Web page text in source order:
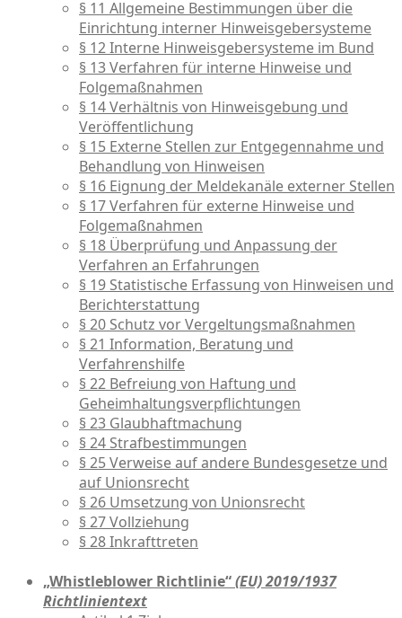
§ 11 Allgemeine Bestimmungen über die
Einrichtung interner Hinweisgebersysteme
§ 12 Interne Hinweisgebersysteme im Bund
§ 13 Verfahren für interne Hinweise und
Folgemaßnahmen
§ 14 Verhältnis von Hinweisgebung und
Veröffentlichung
§ 15 Externe Stellen zur Entgegennahme und
Behandlung von Hinweisen
§ 16 Eignung der Meldekanäle externer Stellen
§ 17 Verfahren für externe Hinweise und
Folgemaßnahmen
§ 18 Überprüfung und Anpassung der
Verfahren an Erfahrungen
§ 19 Statistische Erfassung von Hinweisen und
Berichterstattung
§ 20 Schutz vor Vergeltungsmaßnahmen
§ 21 Information, Beratung und
Verfahrenshilfe
§ 22 Befreiung von Haftung und
Geheimhaltungsverpflichtungen
§ 23 Glaubhaftmachung
§ 24 Strafbestimmungen
§ 25 Verweise auf andere Bundesgesetze und
auf Unionsrecht
§ 26 Umsetzung von Unionsrecht
§ 27 Vollziehung
§ 28 Inkrafttreten
„Whistleblower Richtlinie“(EU) 2019/1937
Richtlinientext